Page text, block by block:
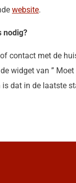
website.
nodig?
contact met de
widget van ”
is dat in de laatste